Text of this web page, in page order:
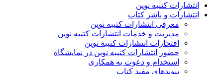
انتشارات کتیبه نوین
انتشارات و ناشر کتاب
معرفی انتشارات کتیبه نوین
مدیریت و خدمات انتشارات کتیبه نوین
افتخارات انتشارات کتیبه نوین
حضور انتشارات کتیبه نوین در نمایشگاه‌
استخدام و دعوت به همکاری
پیوندهای مفید کتاب